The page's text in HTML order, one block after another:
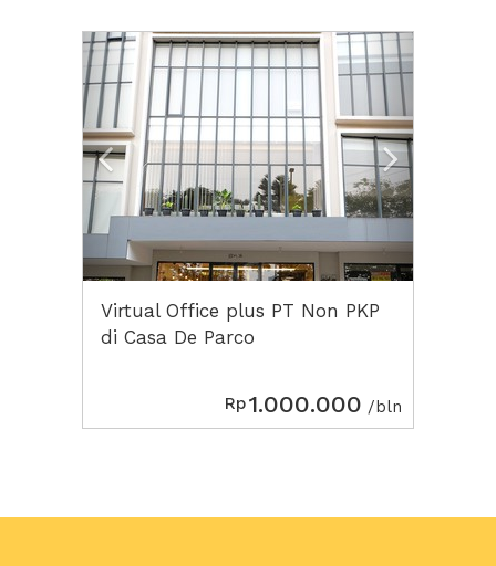
Previous Next2
Virtual Office plus PT Non PKP
di Casa De Parco
Rp1.000.000 /bln